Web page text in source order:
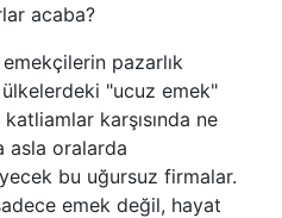
acaba?
pazarlık
"ucuz emek"
karşısında ne
asla oralarda
bu uğursuz firmalar.
emek değil, hayat